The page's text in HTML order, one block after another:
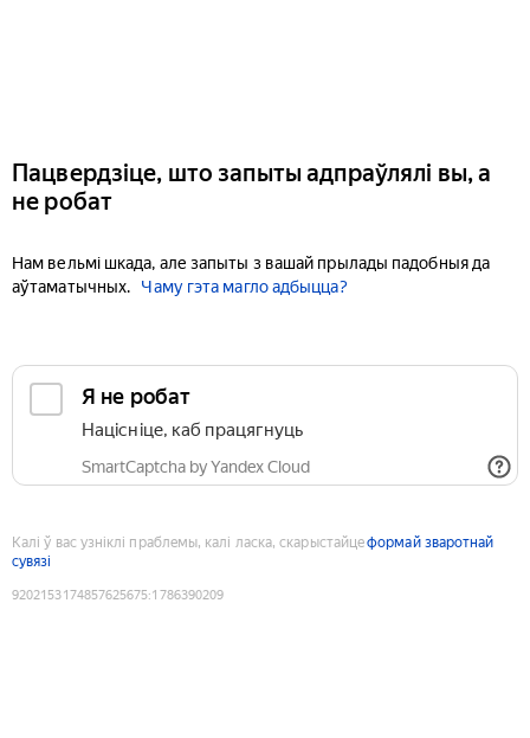
Пацвердзіце, што запыты адпраўлялі вы, а
не робат
Нам вельмі шкада, але запыты з вашай прылады падобныя да
аўтаматычных.
Чаму гэта магло адбыцца?
Я не робат
Націсніце, каб працягнуць
SmartCaptcha by Yandex Cloud
Калі ў вас узніклі праблемы, калі ласка, скарыстайцеформай зваротнай
сувязі
9202153174857625675:1786390209